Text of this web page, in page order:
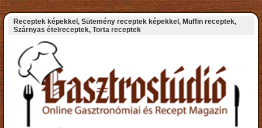
Receptek képekkel, Sütemény receptek képekkel, Muffin receptek,
Szárnyas ételreceptek, Torta receptek